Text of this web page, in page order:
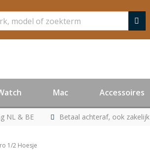
Mac Accessoires
NL & BE Betaal achteraf, ook zakelijk
1/2 Hoesje